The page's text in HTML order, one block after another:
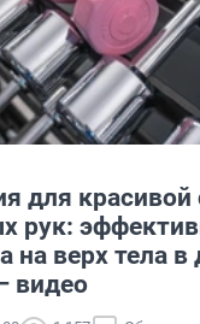
для красивой
рук:
на верх тела
видео